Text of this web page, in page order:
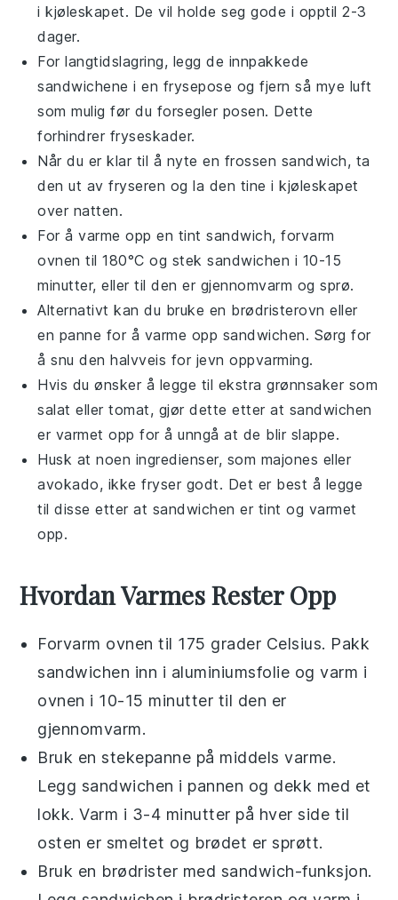
i kjøleskapet. De vil holde seg gode i opptil 2-3
dager.
For langtidslagring, legg de innpakkede
sandwichene i en frysepose og fjern så mye luft
som mulig før du forsegler posen. Dette
forhindrer fryseskader.
Når du er klar til å nyte en frossen sandwich, ta
den ut av fryseren og la den tine i kjøleskapet
over natten.
For å varme opp en tint sandwich, forvarm
ovnen til 180°C og stek sandwichen i 10-15
minutter, eller til den er gjennomvarm og sprø.
Alternativt kan du bruke en brødristerovn eller
en panne for å varme opp sandwichen. Sørg for
å snu den halvveis for jevn oppvarming.
Hvis du ønsker å legge til ekstragrønnsaker som
salat ellertomat, gjør dette etter at sandwichen
er varmet opp for å unngå at de blir slappe.
Husk at noen ingredienser, som majones eller
avokado, ikke fryser godt. Det er best å legge
til disse etter at sandwichen er tint og varmet
opp.
Hvordan Varmes Rester Opp
Forvarm ovnen til 175 grader Celsius. Pakk
sandwichen inn i aluminiumsfolie og varm i
ovnen i 10-15 minutter til den er
gjennomvarm.
Bruk en stekepanne på middels varme.
Legg sandwichen i pannen og dekk med et
lokk. Varm i 3-4 minutter på hver side til
osten er smeltet og brødet er sprøtt.
Bruk en brødrister med sandwich-funksjon.